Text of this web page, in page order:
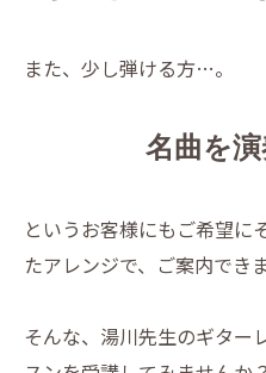
また、少し弾ける方…。
名曲を演
というお客様にもご希望に
たアレンジで、ご案内でき
そんな、湯川先生のギター